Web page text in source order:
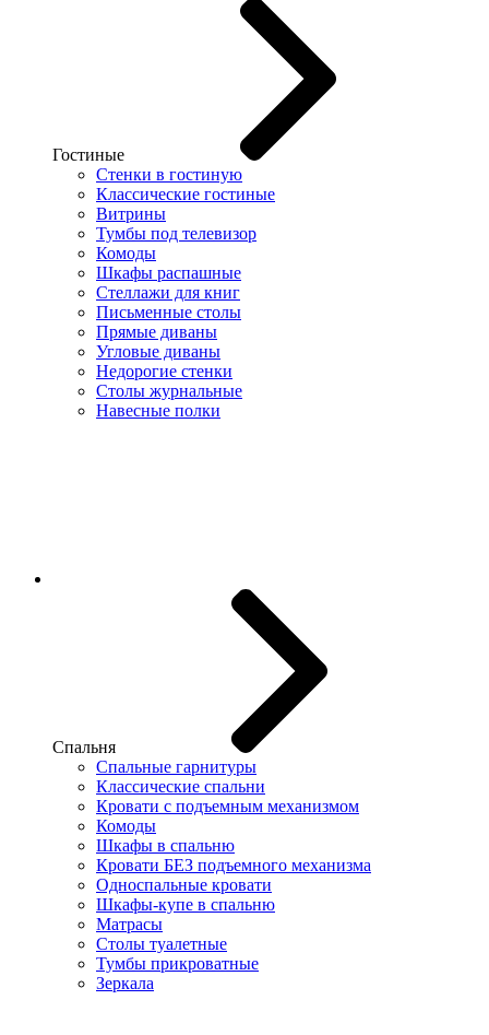
Гостиные
Стенки в гостиную
Классические гостиные
Витрины
Тумбы под телевизор
Комоды
Шкафы распашные
Стеллажи для книг
Письменные столы
Прямые диваны
Угловые диваны
Недорогие стенки
Столы журнальные
Навесные полки
Спальня
Спальные гарнитуры
Классические спальни
Кровати с подъемным механизмом
Комоды
Шкафы в спальню
Кровати БЕЗ подъемного механизма
Односпальные кровати
Шкафы-купе в спальню
Матрасы
Столы туалетные
Тумбы прикроватные
Зеркала